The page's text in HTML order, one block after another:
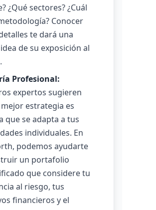
¿Qué sectores? ¿Cuál
Conocer
te dará una
de su exposición al
Profesional:
expertos sugieren
estrategia es
que se adapta a tus
individuales. En
podemos ayudarte
un portafolio
que considere tu
al riesgo, tus
financieros y el